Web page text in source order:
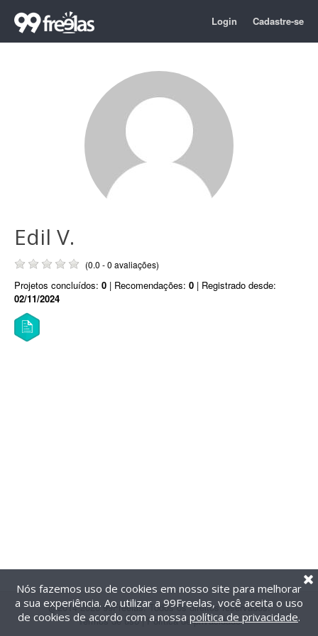
Login Cadastre-se
Edil V.
(0.0 - 0 avaliações)
Projetos concluídos: 0 | Recomendações: 0 | Registrado desde:
02/11/2024
@2014-2026 99Freelas. Todos os direitos reservados.
Termos de uso| Política de privacidade
Nós fazemos uso de cookies em nosso site para melhorar
a sua experiência. Ao utilizar a 99Freelas, você aceita o uso
de cookies de acordo com a nossa política de privacidade.